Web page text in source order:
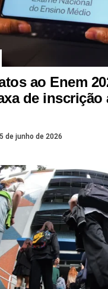
ao Enem
de inscrição
de junho de 2026